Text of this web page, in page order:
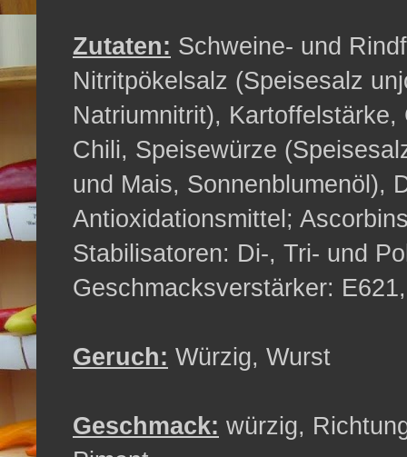
Zutaten: Schweine- und
Nitritpökelsalz (Speisesalz
Natriumnitrit),
Chili, Speisewürze
und Mais, Sonnenblumenöl),
Antioxidationsmittel;
Stabilisatoren: Di-, Tri- und
Geschmacksverstärker:
Geruch: Würzig, Wurst
Geschmack: würzig,